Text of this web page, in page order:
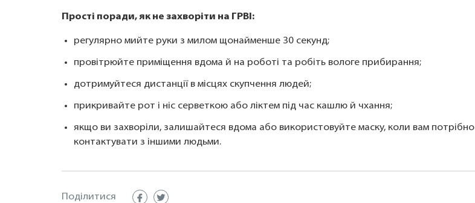
Прості поради, як не захворіти на ГРВІ:
регулярно мийте руки з милом щонайменше 30 секунд;
провітрюйте приміщення вдома й на роботі та робіть вологе прибирання;
дотримуйтеся дистанції в місцях скупчення людей;
прикривайте рот і ніс серветкою або ліктем під час кашлю й чхання;
якщо ви захворіли, залишайтеся вдома або використовуйте маску, коли вам потрібно
контактувати з іншими людьми.
Поділитися